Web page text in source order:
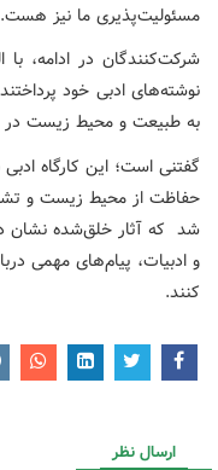
مسئولیت‌پذیری ما نیز هست.
شرکت‌کنندگان در ادامه، با
نوشته‌های ادبی خود
به طبیعت و محیط زیست در
گفتنی است؛ این کارگاه
حفاظت از محیط زیست و
شد که آثار خلق‌شده نشان
و ادبیات، پیام‌های مهمی
کنند.
ارسال نظر